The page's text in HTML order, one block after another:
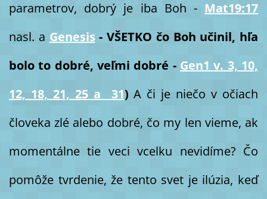
parametrov, dobrý je iba Boh - Mat19:17
nasl. a Genesis - VŠETKO čo Boh učinil, hľa
bolo to dobré, veľmi dobré - Gen1 v. 3, 10,
12, 18, 21, 25 a 31) A či je niečo v očiach
človeka zlé alebo dobré, čo my len vieme, ak
momentálne tie veci vcelku nevidíme? Čo
pomôže tvrdenie, že tento svet je ilúzia, keď